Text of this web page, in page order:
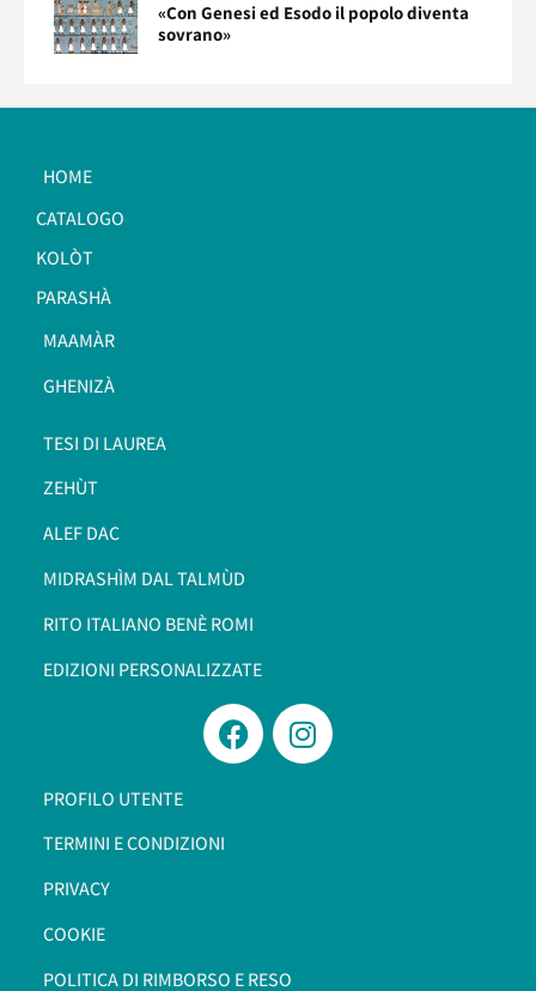
«Con Genesi ed Esodo il popolo diventa
sovrano»
HOME
CATALOGO
KOLÒT
PARASHÀ
MAAMÀR
GHENIZÀ
TESI DI LAUREA
ZEHÙT
ALEF DAC
MIDRASHÌM DAL TALMÙD
RITO ITALIANO BENÈ ROMI​
EDIZIONI PERSONALIZZATE
PROFILO UTENTE
TERMINI E CONDIZIONI
PRIVACY
COOKIE
POLITICA DI RIMBORSO E RESO